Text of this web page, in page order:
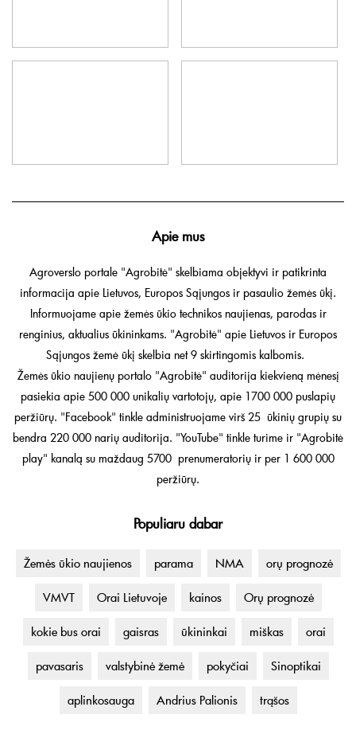
Apie mus
Agroverslo portale "Agrobitė" skelbiama objektyvi ir patikrinta
informacija apie Lietuvos, Europos Sąjungos ir pasaulio žemės ūkį.
Informuojame apie žemės ūkio technikos naujienas, parodas ir
renginius, aktualius ūkininkams. "Agrobitė" apie Lietuvos ir Europos
Sąjungos žemė ūkį skelbia net 9 skirtingomis kalbomis.
Žemės ūkio naujienų portalo "Agrobitė" auditorija kiekvieną mėnesį
pasiekia apie 500 000 unikalių vartotojų, apie 1700 000 puslapių
peržiūrų. "Facebook" tinkle administruojame virš 25 ūkinių grupių su
bendra 220 000 narių auditorija. "YouTube" tinkle turime ir "Agrobitė
play" kanalą su maždaug 5700 prenumeratorių ir per 1 600 000
peržiūrų.
Populiaru dabar
Žemės ūkio naujienos parama NMA orų prognozė
VMVT Orai Lietuvoje kainos Orų prognozė
kokie bus orai gaisras ūkininkai miškas orai
pavasaris valstybinė žemė pokyčiai Sinoptikai
aplinkosauga Andrius Palionis trąšos